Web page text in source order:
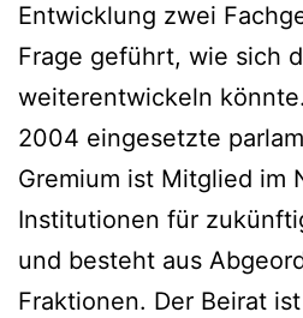
Entwicklung zwei
Frage geführt, wie sich
weiterentwickeln
2004 eingesetzte
Gremium ist Mitglied im
Institutionen für
und besteht aus
Fraktionen. Der Beirat